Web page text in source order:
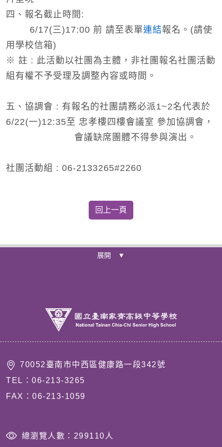
四、報名截止時間:
6/17(三)17:00 前 請至表單連結報名。(請使
用學校信箱)
※ 註 : 此活動以社團為主體，非社團報名社團活動
組有權不予受理及調整內容或時間。
五、協調會 : 有報名的社團請務必派1~2名代表於
6/22(一)12:35至 忠孝樓四樓會議室 參加協調會，
會議缺席團體不得參與演出。
社團活動組 : 06-2133265#2260
展開 ▼
70052臺南市中西區健康路一段342號
TEL：06-213-3265
FAX：06-213-1059
總瀏覽人數： 299110 人